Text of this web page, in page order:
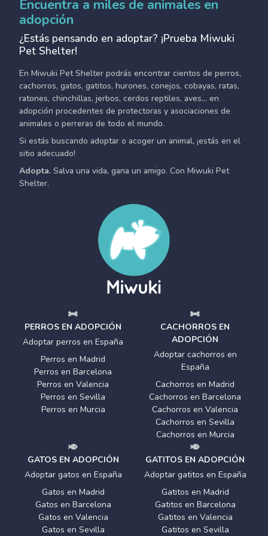
Encuentra a miles de animales en
adopción
¿Estás pensando en adoptar? ¡Prueba Miwuki
Pet Shelter!
En Miwuki Pet Shelter podrás encontrar cientos de perros,
cachorros, gatos, gatitos, hurones, conejos, cobayas, ratas,
ratones, chinchillas, jerbos, cerdos reptiles, aves... en
adopción procedentes de protectoras y asociaciones de
animales o perreras de todo el mundo.
Si estás buscando adoptar o acoger un animal, ¡estás en el
sitio adecuado!
Adopta. Salva una vida, gana un amigo. Con Miwuki Pet
Shelter.
PERROS EN ADOPCIÓN
Adoptar perros en España
Perros en Madrid
Perros en Barcelona
Perros en Valencia
Perros en Sevilla
Perros en Murcia
CACHORROS EN
ADOPCIÓN
Adoptar cachorros en
España
Cachorros en Madrid
Cachorros en Barcelona
Cachorros en Valencia
Cachorros en Sevilla
Cachorros en Murcia
GATOS EN ADOPCIÓN
Adoptar gatos en España
Gatos en Madrid
Gatos en Barcelona
Gatos en Valencia
Gatos en Sevilla
GATITOS EN ADOPCIÓN
Adoptar gatitos en España
Gatitos en Madrid
Gatitos en Barcelona
Gatitos en Valencia
Gatitos en Sevilla